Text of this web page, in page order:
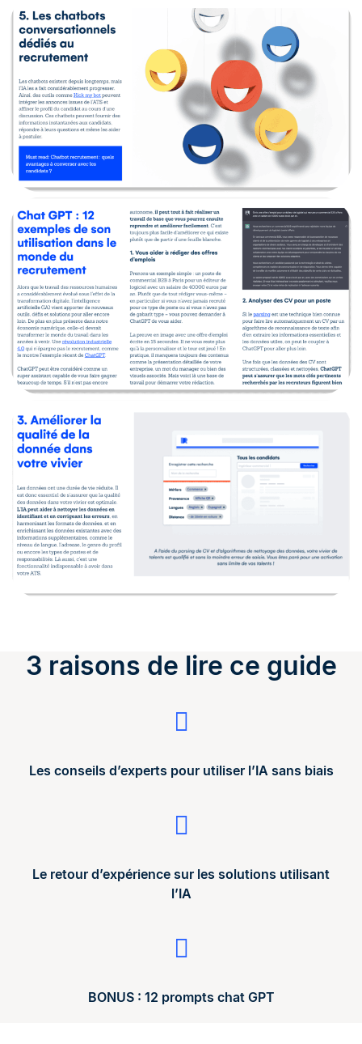
3 raisons de lire ce guide
Les conseils d’experts pour utiliser l’IA sans biais
Le retour d’expérience sur les solutions utilisant
l’IA
BONUS : 12 prompts chat GPT